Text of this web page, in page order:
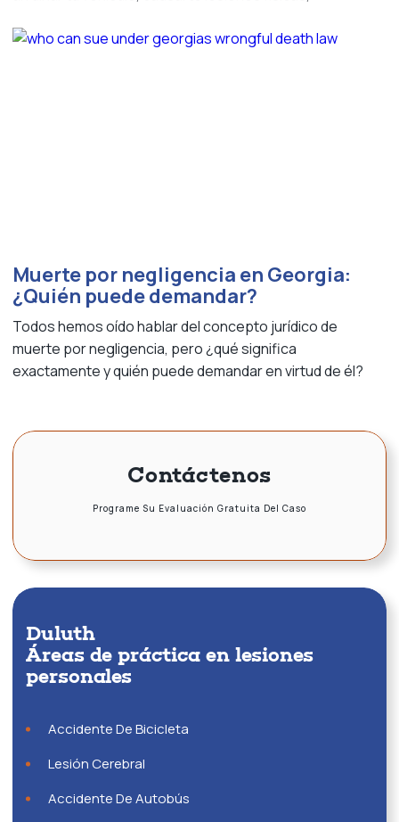
Muerte por negligencia en Georgia:
¿Quién puede demandar?
Todos hemos oído hablar del concepto jurídico de
muerte por negligencia, pero ¿qué significa
exactamente y quién puede demandar en virtud de él?
Contáctenos
Programe Su Evaluación Gratuita Del Caso
Duluth
Áreas de práctica en lesiones
personales
Accidente De Bicicleta
Lesión Cerebral
Accidente De Autobús